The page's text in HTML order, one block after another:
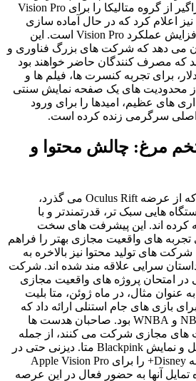
سال جاری یک کنسرت فراگیر از گروه متالیکا را برای Vision Pro
اعلام کرد که در حال آماده سازی
اولین به روزرسانی برای افزایش عملکرد Vision Pro است. این
می دهد که شرکت های بزرگ فناوری و
که مصرف کنندگان حاضر خواهند بود
برای تجربه کنسرت ها، فیلم ها و
محدودیت های یک صفحه نمایش سنتی
های عظیم، امیدها را برای ورود
سرگرمی زنده کرده است.
مرغ: چالش محتوا و
در طول بیش از ده سالی که از عرضه Oculus Rift می گذرد،
هایی سبک تر، قدرتمندتر و با
کرده اند. این پیشرفت های سخت
تجربه های واقعیت مجازی بهتر را فراهم
های تولید محتوا نیز بالاخره به
داستان سرایی علاقه مند شده اند. شرکت
در امتحان پروژه های واقعیت مجازی
عنوان مثال، در ماه ژوئن، متا بلیت
بازی های جام استنلی ارائه داد که
یادآور پیشنهادهای قبلی NBA و WNBA بود. صاحبان هدست ها
مجازی شرکت می کنند، از جمله
جلسه فراگیر آلیشیا کیز اپل و نمایش Blackpink متا. دیزنی حتی در
روز اول سال ۲۰۲۴، برنامه Disney+ را برای Apple Vision Pro
آنها به حضور فعال در این عرصه